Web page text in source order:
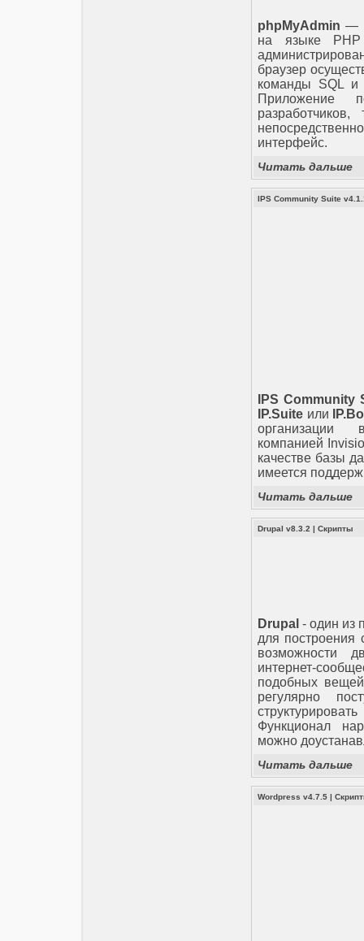
phpMyAdmin —
на языке PHP
браузер
команды SQL и
Приложение
интерфейс.
Читать дальше
IPS Community Suite
IPS Community
IP.Suite или
организации
компанией
качестве базы
имеется
Читать дальше
Drupal v8.3.2 | Скрипты
Drupal - один из
для построения
возможности
интернет-
подобных
регулярно
Функционал
можно
Читать дальше
Wordpress v4.7.5 |